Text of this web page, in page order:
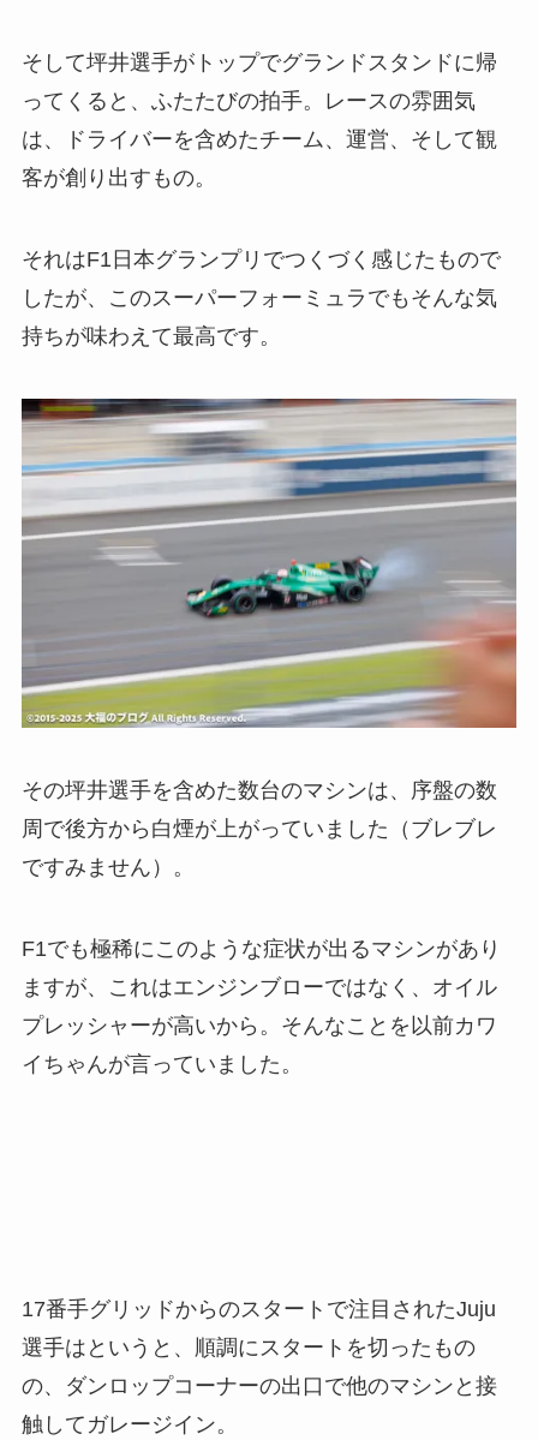
そして坪井選手がトップでグランドスタンドに帰
ってくると、ふたたびの拍手。レースの雰囲気
は、ドライバーを含めたチーム、運営、そして観
客が創り出すもの。
それはF1日本グランプリでつくづく感じたもので
したが、このスーパーフォーミュラでもそんな気
持ちが味わえて最高です。
その坪井選手を含めた数台のマシンは、序盤の数
周で後方から白煙が上がっていました（ブレブレ
ですみません）。
F1でも極稀にこのような症状が出るマシンがあり
ますが、これはエンジンブローではなく、オイル
プレッシャーが高いから。そんなことを以前カワ
イちゃんが言っていました。
17番手グリッドからのスタートで注目されたJuju
選手はというと、順調にスタートを切ったもの
の、ダンロップコーナーの出口で他のマシンと接
触してガレージイン。